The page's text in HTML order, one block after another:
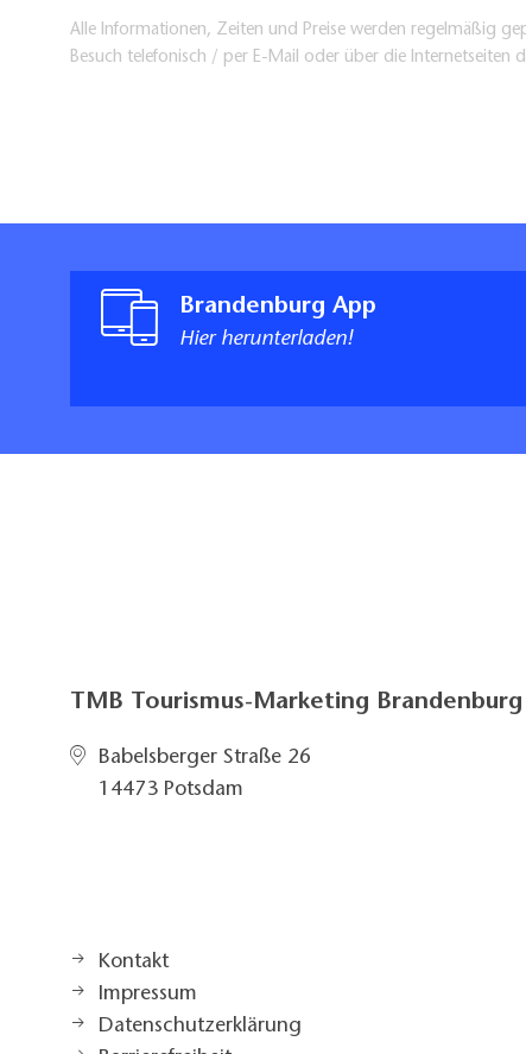
Alle Informationen, Zeiten und Preise werden regelmäßig
Besuch telefonisch / per E-Mail oder über die Internetseiten
Brandenburg App
Hier herunterladen!
TMB Tourismus-Marketing
Babelsberger Straße 26
14473 Potsdam
Kontakt
Impressum
Datenschutzerklärung